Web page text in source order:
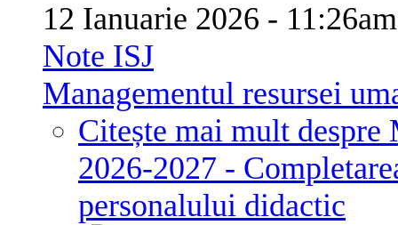
12 Ianuarie 2026 -
Note ISJ
Managementul resursei
Citește mai mult despre
2026-2027 -
personalului didactic